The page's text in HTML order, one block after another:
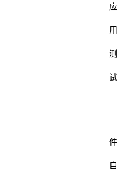
应
用
测
试
件
自